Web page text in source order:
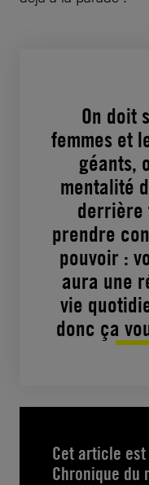
On doit
femmes et
géants,
mentalité
derrière
prendre
pouvoir :
aura une
vie
donc ça
Cet article
Chronique du